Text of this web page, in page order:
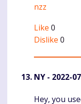
nzz
Like 0
Dislike 0
NY - 2022-
Komentaras
Hey, you